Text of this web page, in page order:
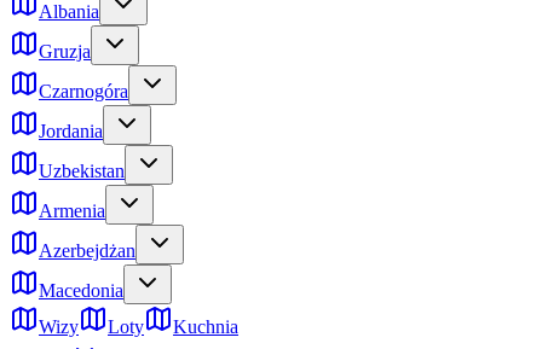
Albania
Gruzja
Czarnogóra
Jordania
Uzbekistan
Armenia
Azerbejdżan
Macedonia
Wizy
Loty
Kuchnia